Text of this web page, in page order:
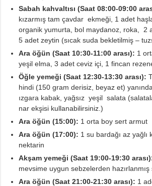
Sabah kahvaltısı (Saat 08:00-09:00
kızarmış tam çavdar ekmeği, 1 adet
organik yumurta, bol maydanoz, roka, 2
5 adet zeytin (sıcak suda bekletilmiş –
Ara öğün (Saat 10:30-11:00 arası): 1
yeşil elma, 3 adet ceviz içi, 1 fincan
Öğle yemeği (Saat 12:30-13:30 arası):
hindi (150 gram derisiz, beyaz et)
ızgara kabak, yağsız yeşil salata
nar ekşisi kullanabilirsiniz.)
Ara öğün (15:00): 1 orta boy sert armut
Ara öğün (17:00): 1 su bardağı az
nektarin
Akşam yemeği (Saat 19:00-19:30
mevsime uygun sebzelerden hazırlanmış
Ara öğün (Saat 21:00-21:30 arası): 1